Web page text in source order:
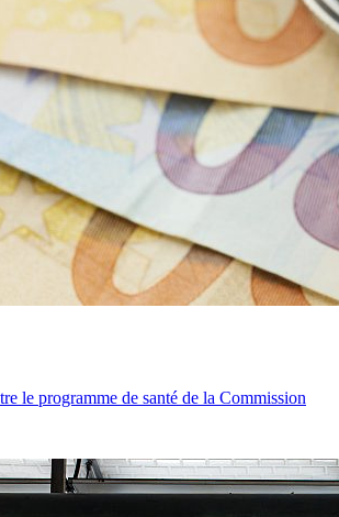
le programme de santé de la Commission